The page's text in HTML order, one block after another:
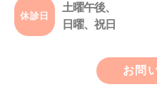
休診日
土曜午後、
日曜、祝日
お問